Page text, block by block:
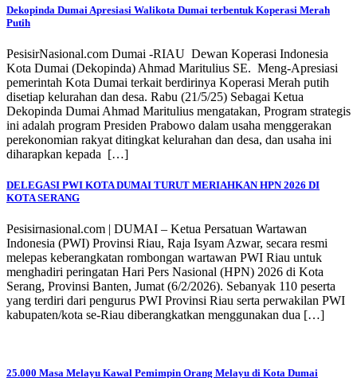
Dekopinda Dumai Apresiasi Walikota Dumai terbentuk Koperasi Merah
Putih
PesisirNasional.com Dumai -RIAU Dewan Koperasi Indonesia
Kota Dumai (Dekopinda) Ahmad Maritulius SE. Meng-Apresiasi
pemerintah Kota Dumai terkait berdirinya Koperasi Merah putih
disetiap kelurahan dan desa. Rabu (21/5/25) Sebagai Ketua
Dekopinda Dumai Ahmad Maritulius mengatakan, Program strategis
ini adalah program Presiden Prabowo dalam usaha menggerakan
perekonomian rakyat ditingkat kelurahan dan desa, dan usaha ini
diharapkan kepada […]
DELEGASI PWI KOTA DUMAI TURUT MERIAHKAN HPN 2026 DI
KOTA SERANG
Pesisirnasional.com | DUMAI – Ketua Persatuan Wartawan
Indonesia (PWI) Provinsi Riau, Raja Isyam Azwar, secara resmi
melepas keberangkatan rombongan wartawan PWI Riau untuk
menghadiri peringatan Hari Pers Nasional (HPN) 2026 di Kota
Serang, Provinsi Banten, Jumat (6/2/2026). Sebanyak 110 peserta
yang terdiri dari pengurus PWI Provinsi Riau serta perwakilan PWI
kabupaten/kota se-Riau diberangkatkan menggunakan dua […]
25.000 Masa Melayu Kawal Pemimpin Orang Melayu di Kota Dumai